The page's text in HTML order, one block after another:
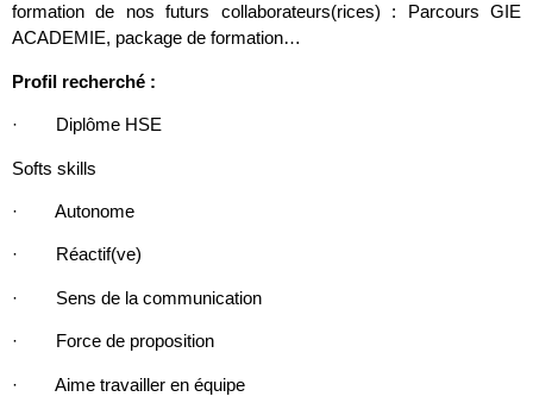
formation de nos futurs collaborateurs(rices) : Parcours GIE
ACADEMIE, package de formation…
Profil recherché :
· Diplôme HSE
Softs skills
· Autonome
· Réactif(ve)
· Sens de la communication
· Force de proposition
· Aime travailler en équipe